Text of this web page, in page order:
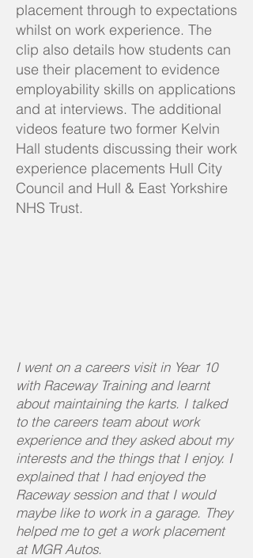
placement through to expectations
whilst on work experience. The
clip also details how students can
use their placement to evidence
employability skills on applications
and at interviews. The additional
videos feature two former Kelvin
Hall students discussing their work
experience placements Hull City
Council and Hull & East Yorkshire
NHS Trust.
I went on a careers visit in Year 10
with Raceway Training and learnt
about maintaining the karts. I talked
to the careers team about work
experience and they asked about my
interests and the things that I enjoy. I
explained that I had enjoyed the
Raceway session and that I would
maybe like to work in a garage. They
helped me to get a work placement
at MGR Autos.